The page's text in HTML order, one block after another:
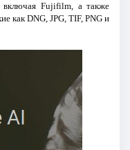
включая Fujifilm, а также
как DNG, JPG, TIF, PNG и